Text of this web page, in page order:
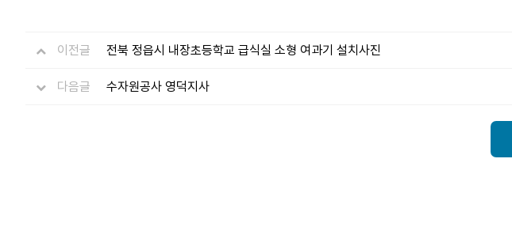
이전글 전북 정읍시 내장초등학교 급식실 소형 여과기 설치사진
다음글 수자원공사 영덕지사